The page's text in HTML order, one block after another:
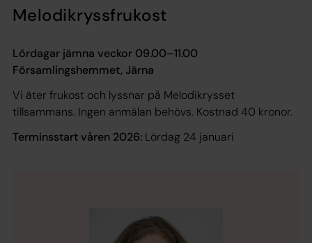
Melodikryssfrukost
Lördagar jämna veckor 09.00–11.00
Församlingshemmet, Järna
Vi äter frukost och lyssnar på Melodikrysset
tillsammans. Ingen anmälan behövs. Kostnad 40 kronor.
Terminsstart våren 2026: Lördag 24 januari